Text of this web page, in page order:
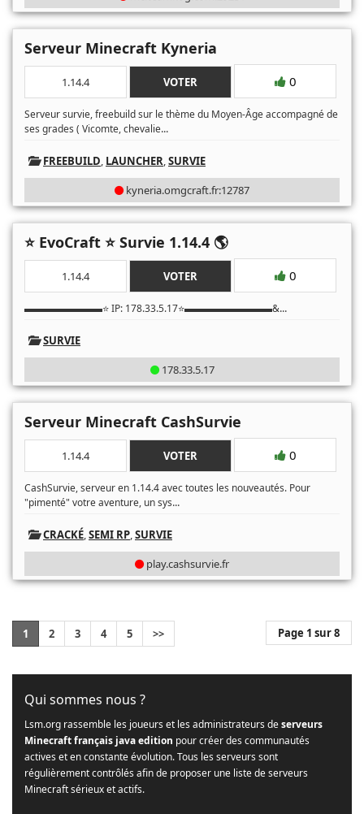
Serveur Minecraft Kyneria
1.14.4 VOTER 0
Serveur survie, freebuild sur le thème du Moyen-Âge accompagné de
ses grades ( Vicomte, chevalie...
FREEBUILD, LAUNCHER,SURVIE
kyneria.omgcraft.fr:12787
⭐️ EvoCraft ⭐️ Survie 1.14.4 🌎
1.14.4 VOTER 0
▬▬▬▬▬▬▬▬⭐️ IP: 178.33.5.17⭐️▬▬▬▬▬▬▬▬▬&...
SURVIE
178.33.5.17
Serveur Minecraft CashSurvie
1.14.4 VOTER 0
CashSurvie, serveur en 1.14.4 avec toutes les nouveautés. Pour
"pimenté" votre aventure, un sys...
CRACKÉ,SEMI RP,SURVIE
play.cashsurvie.fr
1 2 3 4 5 >> Page 1 sur 8
Qui sommes nous ?
Lsm.org rassemble les joueurs et les administrateurs deserveurs
Minecraft français java edition pour créer des communautés
actives et en constante évolution. Tous les serveurs sont
régulièrement contrôlés afin de proposer une liste de serveurs
Minecraft sérieux et actifs.